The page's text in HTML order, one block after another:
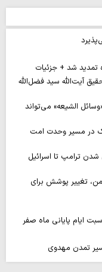
شد + جزئیات
آیت‌الله سید فضل‌الله
الشیعه» می‌تواند
در مسیر وحدت امت
اربعین ۱۴۰۵؛ از لگدمال شدن ترامپ تا اسرائیل
تغییر پوشش برای
ایام پایانی ماه صفر
تمدن مهدوی